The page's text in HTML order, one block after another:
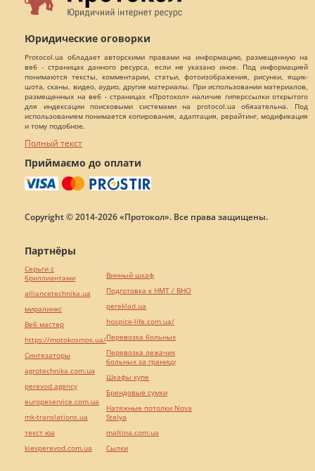
Юридические оговорки
Protocol.ua обладает авторскими правами на информацию, размещенную на
веб - страницах данного ресурса, если не указано иное. Под информацией
понимаются тексты, комментарии, статьи, фотоизображения, рисунки, ящик-
шота, сканы, видео, аудио, другие материалы. При использовании материалов,
размещенных на веб - страницах «Протокол» наличие гиперссылки открытого
для индексации поисковыми системами на protocol.ua обязательна. Под
использованием понимается копирования, адаптация, рерайтинг, модификация
и тому подобное.
Полный текст
Приймаємо до оплати
Copyright © 2014-2026 «Протокол». Все права защищены.
Партнёры
Серьги с
бриллиантами
alliancetechnika.ua
миралинкс
Веб мастер
https://motokosmos.ua/
Синтезаторы
agrotechnika.com.ua
perevod.agency
europeservice.com.ua
mk-translations.ua
текст юа
kievperevod.com.ua
Винный шкаф
Подготовка к НМТ / ВНО
pereklad.ua
hospice-life.com.ua/
Перевозка больных
Перевозка лежачих
больных за границу
Шкафы купе
Брендовые сумки
Натяжные потолки Nova
Stelya
maltina.com.ua
Cылки